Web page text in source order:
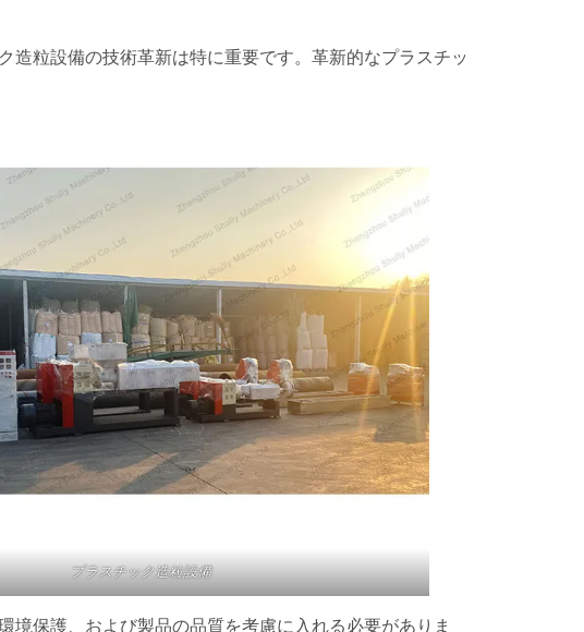
粒設備の技術革新は特に重要です。革新的なプラスチッ
プラスチック造粒設備
保護、および製品の品質を考慮に入れる必要がありま